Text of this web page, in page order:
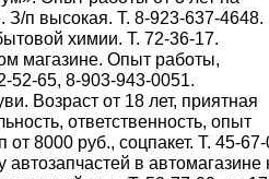
З/п высокая. Т. 8-923-637-4648.
химии. Т. 72-36-17.
магазине. Опыт работы,
52-65, 8-903-943-0051.
Возраст от 18 лет, приятная
ответственность, опыт
8000 руб., соцпакет. Т. 45-
автозапчастей в автомагазине